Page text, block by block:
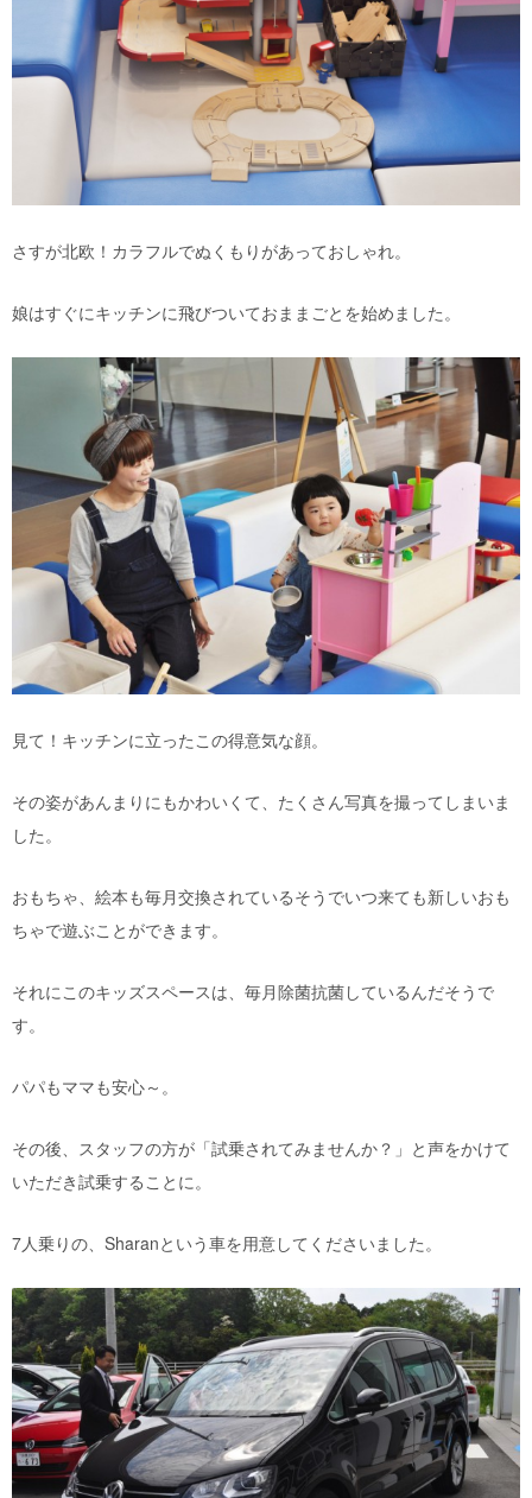
さすが北欧！カラフルでぬくもりがあっておしゃれ。
娘はすぐにキッチンに飛びついておままごとを始めました。
見て！キッチンに立ったこの得意気な顔。
その姿があんまりにもかわいくて、たくさん写真を撮ってしまいま
した。
おもちゃ、絵本も毎月交換されているそうでいつ来ても新しいおも
ちゃで遊ぶことができます。
それにこのキッズスペースは、毎月除菌抗菌しているんだそうで
す。
パパもママも安心～。
その後、スタッフの方が「試乗されてみませんか？」と声をかけて
いただき試乗することに。
7人乗りの、Sharanという車を用意してくださいました。